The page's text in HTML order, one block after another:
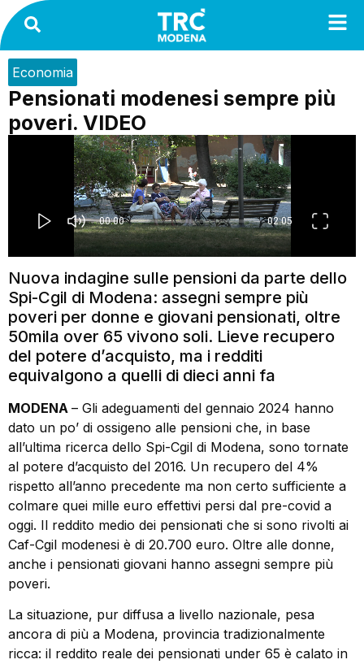
Economia
Pensionati modenesi sempre più
poveri. VIDEO
Nuova indagine sulle pensioni da parte dello
Spi-Cgil di Modena: assegni sempre più
poveri per donne e giovani pensionati, oltre
50mila over 65 vivono soli. Lieve recupero
del potere d’acquisto, ma i redditi
equivalgono a quelli di dieci anni fa
MODENA – Gli adeguamenti del gennaio 2024 hanno
dato un po’ di ossigeno alle pensioni che, in base
all’ultima ricerca dello Spi-Cgil di Modena, sono tornate
al potere d’acquisto del 2016. Un recupero del 4%
rispetto all’anno precedente ma non certo sufficiente a
colmare quei mille euro effettivi persi dal pre-covid a
oggi. Il reddito medio dei pensionati che si sono rivolti ai
Caf-Cgil modenesi è di 20.700 euro. Oltre alle donne,
anche i pensionati giovani hanno assegni sempre più
poveri.
La situazione, pur diffusa a livello nazionale, pesa
ancora di più a Modena, provincia tradizionalmente
ricca: il reddito reale dei pensionati under 65 è calato in